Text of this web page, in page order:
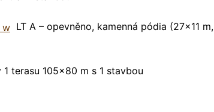
LT A – opevněno, kamenná pódia (27x11
terasu 105x80 m s 1 stavbou